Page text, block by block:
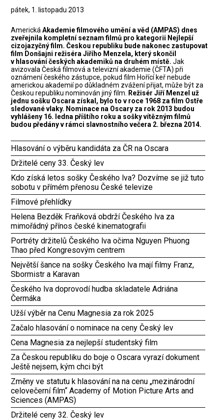
pátek, 1. listopadu 2013
AmerickáAkademie filmového umění a věd (AMPAS) dnes
zveřejnila kompletní seznam filmů pro kategorii Nejlepší
cizojazyčný film. Českou republiku bude nakonec zastupovat
film Donšajni režiséra Jiřího Menzela, který skončil
v hlasování českých akademiků na druhém místě.Jak
avizovala Česká filmová a televizní akademie (ČFTA) při
oznámení českého zástupce, pokud film Hořící keř nebude
americkou akademií po důkladném zvážení přijat, může být za
Českou republiku nominován jiný film.
Režisér Jiří Menzel už
jednu sošku Oscara získal, bylo to v roce 1968 za film Ostře
sledované vlaky. Nominace na Oscary za rok 2013 budou
vyhlášeny 16. ledna příštího roku a sošky vítězným filmů
budou předány v rámci slavnostního večera 2. března 2014.
Hlasování o výběru kandidáta za ČR na Oscara
Držitelé ceny 33. Český lev
Kdo získá letos sošky Českého lva? Dozvíme se již tuto
sobotu v přímém přenosu České televize
Filmové přehlídky
Helena Bezděk Fraňková obdrží Českého lva za
mimořádný přínos české kinematografii
Portréty držitelů Českého lva očima Nguyen Phuong
Thao před Kongresovým centrem
Největší šance na sošky Českého lva mají filmy Franz,
Sbormistr a Karavan
Českého lva doprovodí hudba skladatele Adriána
Čermáka
Užší výběr na Cenu Magnesia za rok 2025
Začalo hlasování o nominace na ceny Český lev
Cena Magnesia za nejlepší studentský film
Za Českou republiku do boje o Oscara vyrazí dokument
Ještě nejsem, kým chci být
Změny ve statutu k hlasování na na cenu „mezinárodní
celovečerní film“ Academy of Motion Picture Arts and
Sciences (AMPAS)
Držitelé ceny 32. Český lev